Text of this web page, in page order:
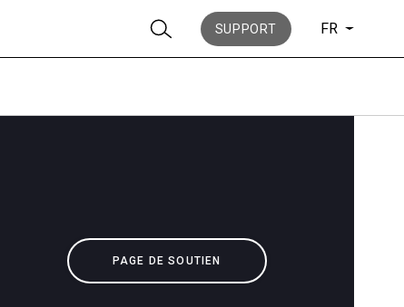
SUPPORT FR
PAGE DE SOUTIEN